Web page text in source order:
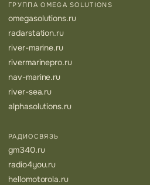
ГРУППА OMEGA SOLUTIONS
omegasolutions.ru
radarstation.ru
river-marine.ru
rivermarinepro.ru
nav-marine.ru
river-sea.ru
alphasolutions.ru
РАДИОСВЯЗЬ
gm340.ru
radio4you.ru
hellomotorola.ru